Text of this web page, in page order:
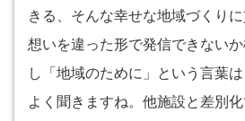
きる、そんな幸せな地域づくり
想いを違った形で発信できない
し「地域のために」という言葉
よく聞きますね。他施設と差別化